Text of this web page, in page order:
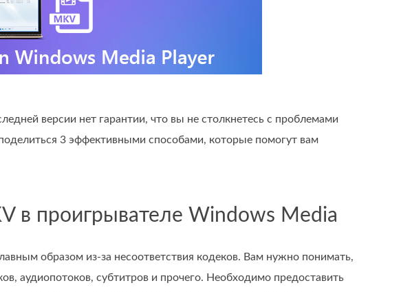
версии нет гарантии, что вы не столкнетесь с проблемами
3 эффективными способами, которые помогут вам
в проигрывателе Windows Media
образом из‑за несоответствия кодеков. Вам нужно понимать,
аудиопотоков, субтитров и прочего. Необходимо предоставить